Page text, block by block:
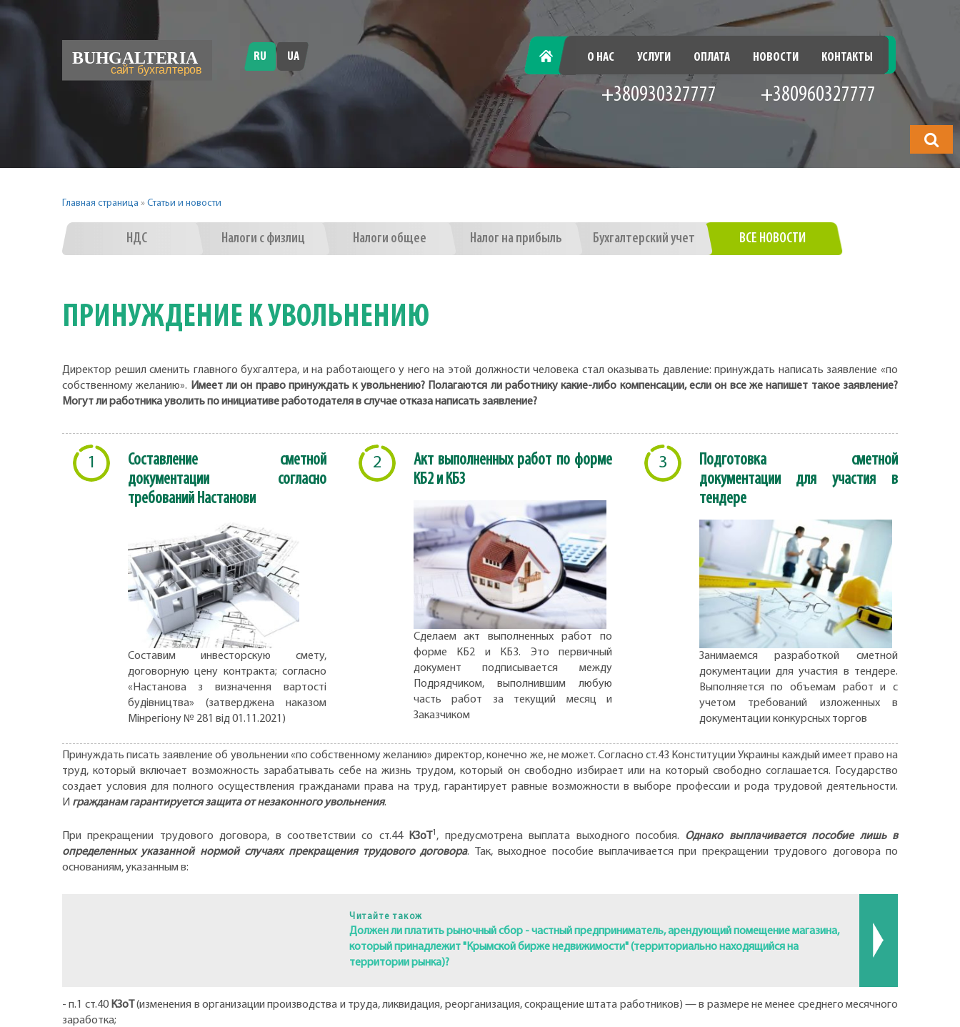
будете
RU UA ГЛАВНАЯ О НАС УСЛУГИ ОПЛАТА НОВОСТИ КОНТАКТЫ
+380930327777 +380960327777
Главная страница » Статьи и новости
НДС Налоги с физлиц Налоги общее Налог на прибыль Бухгалтерский учет ВСЕ НОВОСТИ
ПРИНУЖДЕНИЕ К УВОЛЬНЕНИЮ
Директор решил сменить главного бухгалтера, и на работающего у него на этой должности человека стал оказывать давление: принуждать написать заявление «по
собственному желанию». Имеет ли он право принуждать к увольнению? Полагаются ли работнику какие-либо компенсации, если он все же напишет такое заявление?
Могут ли работника уволить по инициативе работодателя в случае отказа написать заявление?
1
Составление сметной
документации согласно
требований Настанови
Составим инвесторскую смету,
договорную цену контракта; согласно
«Настанова з визначення вартості
будівництва» (затверджена наказом
Мінрегіону № 281 від 01.11.2021)
2
Акт выполненных работ по форме
КБ2 и КБ3
Сделаем акт выполненных работ по
форме КБ2 и КБ3. Это первичный
документ подписывается между
Подрядчиком, выполнившим любую
часть работ за текущий месяц и
Заказчиком
3
Подготовка сметной
документации для участия в
тендере
Занимаемся разработкой сметной
документации для участия в тендере.
Выполняется по объемам работ и с
учетом требований изложенных в
документации конкурсных торгов
Принуждать писать заявление об увольнении «по собственному желанию» директор, конечно же, не может. Согласно ст.43 Конституции Украины каждый имеет право на
труд, который включает возможность зарабатывать себе на жизнь трудом, который он свободно избирает или на который свободно соглашается. Государство
создает условия для полного осуществления гражданами права на труд, гарантирует равные возможности в выборе профессии и рода трудовой деятельности.
И гражданам гарантируется защита от незаконного увольнения.
При прекращении трудового договора, в соответствии со ст.44 КЗоТ 1 , предусмотрена выплата выходного пособия. Однако выплачивается пособие лишь в
определенных указанной нормой случаях прекращения трудового договора. Так, выходное пособие выплачивается при прекращении трудового договора по
основаниям, указанным в:
Читайте також
Должен ли платить рыночный сбор - частный предприниматель, арендующий помещение магазина,
который принадлежит "Крымской бирже недвижимости" (территориально находящийся на
территории рынка)?
- п.1 ст.40 КЗоТ
(изменения в организации производства и труда, ликвидация, реорганизация, сокращение штата работников) — в размере не менее среднего месячного
заработка;